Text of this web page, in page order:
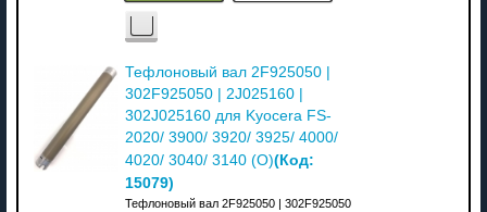
Тефлоновый вал 2F925050 |
302F925050 | 2J025160 |
302J025160 для Kyocera FS-
2020/ 3900/ 3920/ 3925/ 4000/
4020/ 3040/ 3140 (О)(Код:
15079)
Тефлоновый вал 2F925050 | 302F925050